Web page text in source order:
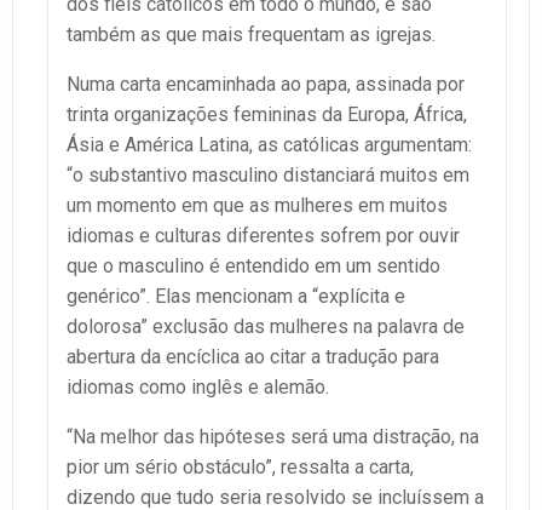
também as que mais frequentam as igrejas.
Numa carta encaminhada ao papa, assinada por
trinta organizações femininas da Europa, África,
Ásia e América Latina, as católicas argumentam:
“o substantivo masculino distanciará muitos em
um momento em que as mulheres em muitos
idiomas e culturas diferentes sofrem por ouvir
que o masculino é entendido em um sentido
genérico”. Elas mencionam a “explícita e
dolorosa” exclusão das mulheres na palavra de
abertura da encíclica ao citar a tradução para
idiomas como inglês e alemão.
“Na melhor das hipóteses será uma distração, na
pior um sério obstáculo”, ressalta a carta,
dizendo que tudo seria resolvido se incluíssem a